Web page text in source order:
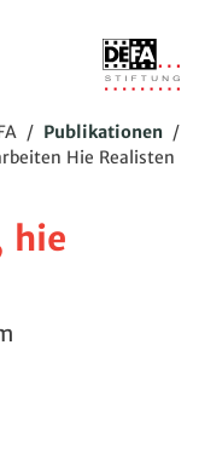
/ Publikationen /
Hie Realisten
hie